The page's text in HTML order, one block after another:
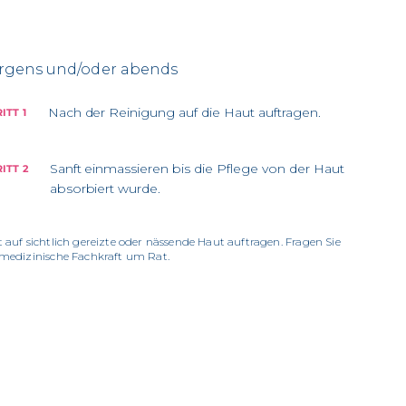
und/oder abends
1 Nach der Reinigung auf die Haut auftragen.
2
Sanft einmassieren bis die Pflege von der Haut
absorbiert wurde.
auf sichtlich gereizte oder nässende Haut auftragen. Fragen Sie
Fachkraft um Rat.